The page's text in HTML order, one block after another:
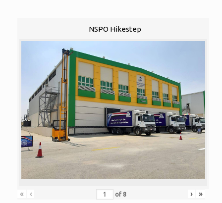
NSPO Hikestep
« ‹ of 8 › »